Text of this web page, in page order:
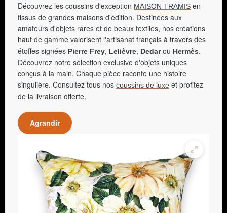
Découvrez les coussins d'exception MAISON TRAMIS en
tissus de grandes maisons d'édition. Destinées aux
amateurs d'objets rares et de beaux textiles, nos créations
haut de gamme valorisent l'artisanat français à travers des
étoffes signées Pierre Frey, Lelièvre, Dedarou Hermès.
Découvrez notre sélection exclusive d'objets uniques
conçus à la main. Chaque pièce raconte une histoire
singulière. Consultez tous nos coussins de luxe et profitez
de la livraison offerte.
Agrandir